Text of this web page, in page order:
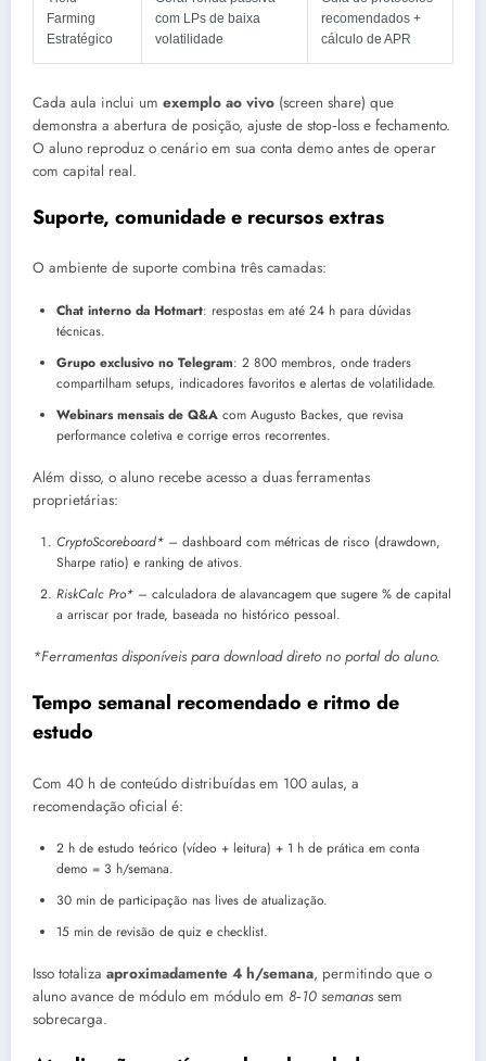
Farming
Estratégico
com LPs de baixa
volatilidade
recomendados +
cálculo de APR
Cada aula inclui um exemplo ao vivo (screen share) que
demonstra a abertura de posição, ajuste de stop‑loss e fechamento.
O aluno reproduz o cenário em sua conta demo antes de operar
com capital real.
Suporte, comunidade e recursos extras
O ambiente de suporte combina três camadas:
Chat interno da Hotmart: respostas em até 24 h para dúvidas
técnicas.
Grupo exclusivo no Telegram: 2 800 membros, onde traders
compartilham setups, indicadores favoritos e alertas de volatilidade.
Webinars mensais de Q&A com Augusto Backes, que revisa
performance coletiva e corrige erros recorrentes.
Além disso, o aluno recebe acesso a duas ferramentas
proprietárias:
CryptoScoreboard* – dashboard com métricas de risco (drawdown,
Sharpe ratio) e ranking de ativos.
RiskCalc Pro* – calculadora de alavancagem que sugere % de capital
a arriscar por trade, baseada no histórico pessoal.
*Ferramentas disponíveis para download direto no portal do aluno.
Tempo semanal recomendado e ritmo de
estudo
Com 40 h de conteúdo distribuídas em 100 aulas, a
recomendação oficial é:
2 h de estudo teórico (vídeo + leitura) + 1 h de prática em conta
demo = 3 h/semana.
30 min de participação nas lives de atualização.
15 min de revisão de quiz e checklist.
Isso totaliza aproximadamente 4 h/semana, permitindo que o
aluno avance de módulo em módulo em 8‑10 semanas sem
sobrecarga.